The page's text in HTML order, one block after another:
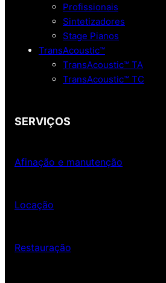
Profissionais
Sintetizadores
Stage Pianos
TransAcoustic™
TransAcoustic™ TA
TransAcoustic™ TC
SERVIÇOS
Afinação e manutenção
Locação
Restauração